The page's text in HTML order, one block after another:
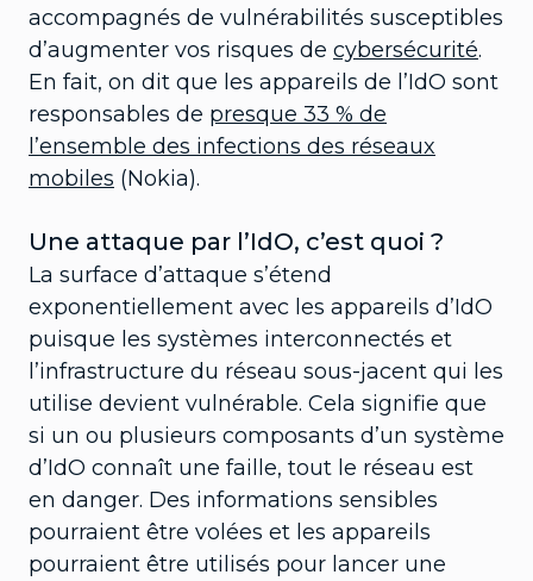
accompagnés de vulnérabilités susceptibles
d’augmenter vos risques de cybersécurité.
En fait, on dit que les appareils de l’IdO sont
responsables de presque 33 % de
l’ensemble des infections des réseaux
mobiles (Nokia).
Une attaque par l’IdO, c’est quoi ?
La surface d’attaque s’étend
exponentiellement avec les appareils d’IdO
puisque les systèmes interconnectés et
l’infrastructure du réseau sous-jacent qui les
utilise devient vulnérable. Cela signifie que
si un ou plusieurs composants d’un système
d’IdO connaît une faille, tout le réseau est
en danger. Des informations sensibles
pourraient être volées et les appareils
pourraient être utilisés pour lancer une